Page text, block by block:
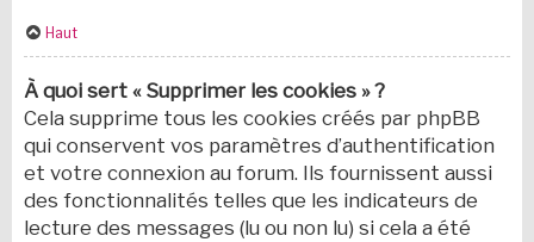
Haut
À quoi sert « Supprimer les cookies » ?
Cela supprime tous les cookies créés par phpBB
qui conservent vos paramètres d’authentification
et votre connexion au forum. Ils fournissent aussi
des fonctionnalités telles que les indicateurs de
lecture des messages (lu ou non lu) si cela a été